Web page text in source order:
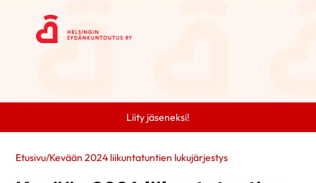
Liity jäseneksi!
Etusivu/Kevään 2024 liikuntatuntien lukujärjestys